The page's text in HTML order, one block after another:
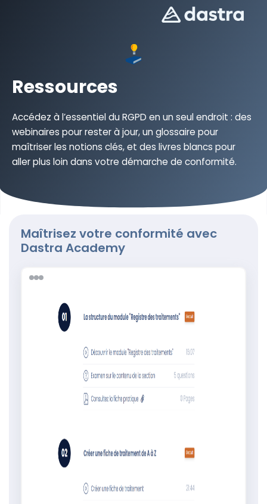
Ressources
Accédez à l’essentiel du RGPD en un seul endroit : des
webinaires pour rester à jour, un glossaire pour
maîtriser les notions clés, et des livres blancs pour
aller plus loin dans votre démarche de conformité.
Maîtrisez votre conformité avec
Dastra Academy